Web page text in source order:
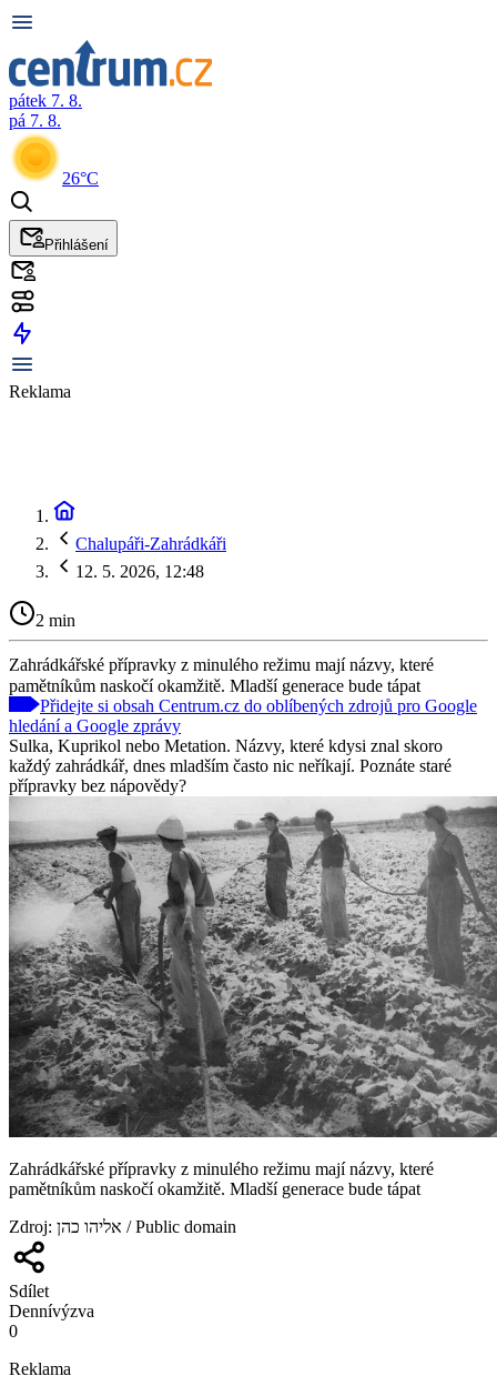
pátek 7. 8.
pá 7. 8.
26°C
Přihlášení
Reklama
Chalupáři-Zahrádkáři
12. 5. 2026, 12:48
2 min
Zahrádkářské přípravky z minulého režimu mají názvy, které
pamětníkům naskočí okamžitě. Mladší generace bude tápat
Přidejte si obsah Centrum.cz do oblíbených zdrojů pro Google
hledání a Google zprávy
Sulka, Kuprikol nebo Metation. Názvy, které kdysi znal skoro
každý zahrádkář, dnes mladším často nic neříkají. Poznáte staré
přípravky bez nápovědy?
Zahrádkářské přípravky z minulého režimu mají názvy, které
pamětníkům naskočí okamžitě. Mladší generace bude tápat
Zdroj: אליהו כהן / Public domain
Sdílet
Dennívýzva
0
Reklama